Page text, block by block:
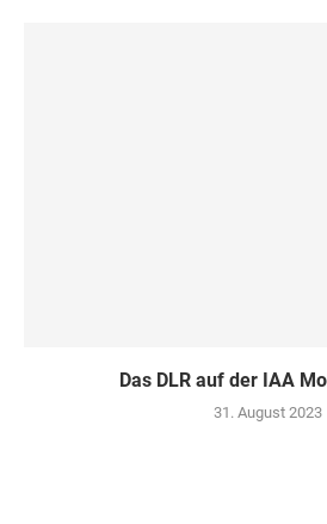
Das DLR auf der IAA
31. August 2023